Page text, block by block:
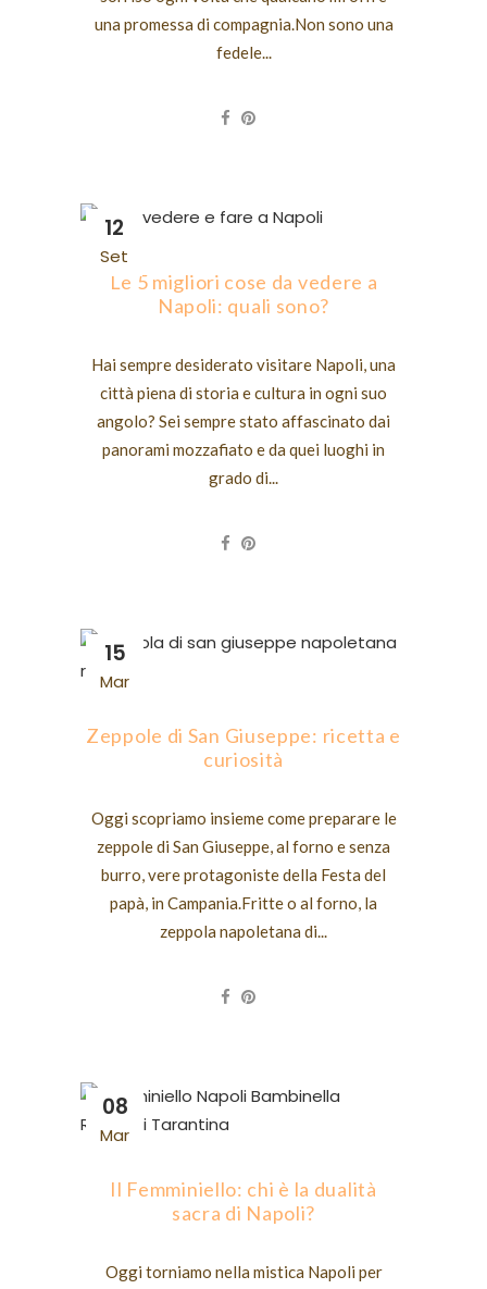
una promessa di compagnia.Non sono una
fedele...
12
Set
Le 5 migliori cose da vedere a
Napoli: quali sono?
Hai sempre desiderato visitare Napoli, una
città piena di storia e cultura in ogni suo
angolo? Sei sempre stato affascinato dai
panorami mozzafiato e da quei luoghi in
grado di...
15
Mar
Zeppole di San Giuseppe: ricetta e
curiosità
Oggi scopriamo insieme come preparare le
zeppole di San Giuseppe, al forno e senza
burro, vere protagoniste della Festa del
papà, in Campania.Fritte o al forno, la
zeppola napoletana di...
08
Mar
Il Femminiello: chi è la dualità
sacra di Napoli?
Oggi torniamo nella mistica Napoli per